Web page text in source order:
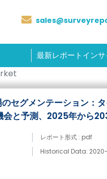
最新レポートインサ
セグメンテーション：
会と予測、2025年から
レポート形式 : pdf
Historical Data: